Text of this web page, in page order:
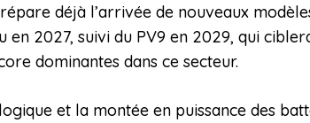
déjà l’arrivée de nouveaux
2027, suivi du PV9 en 2029, qui
dominantes dans ce secteur.
et la montée en puissance des